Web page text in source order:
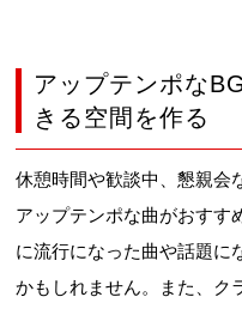
アップテンポな
きる空間を作る
休憩時間や歓談中、懇親会
アップテンポな曲がおすす
に流行になった曲や話題に
かもしれません。また、ク